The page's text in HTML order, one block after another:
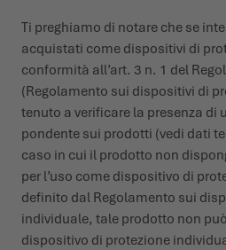
Ti preghiamo di notare che se
acquistati come dispositivi di
conformità all’art. 3 n. 1 del
(Regolamento sui dispositivi di
tenuto a verificare la presenza
pondente sui prodotti (vedi dati
caso in cui il prodotto non
per l’uso come dispositivo di
definito dal Regolamento sui
individuale, tale prodotto non
dispositivo di protezione